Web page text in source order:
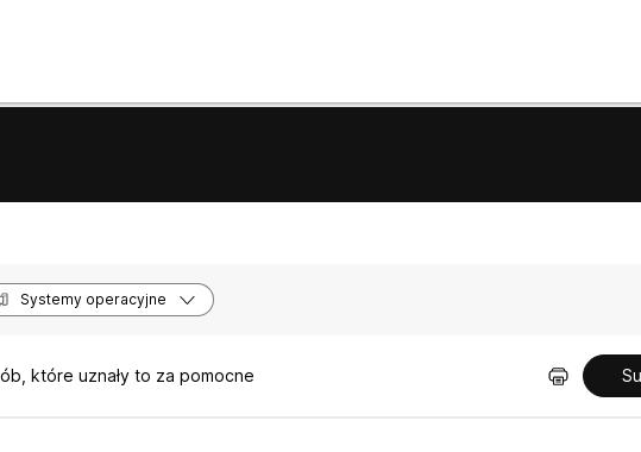
Systemy operacyjne
które uznały to za pomocne